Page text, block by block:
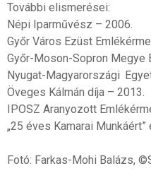
További elismerései:
Népi Iparművész – 2006.
Győr Város Ezüst
Győr-Moson-Sopron Megye
Nyugat-Magyarországi
Öveges Kálmán díja – 2013.
IPOSZ Aranyozott
„25 éves Kamarai
Fotó: Farkas-Mohi Balázs,